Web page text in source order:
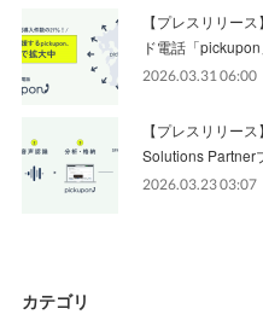
【プレスリリー
ド電話「
2026.03.31 06:00
【プレスリリー
Solutions Partner
2026.03.23 03:07
カテゴリ